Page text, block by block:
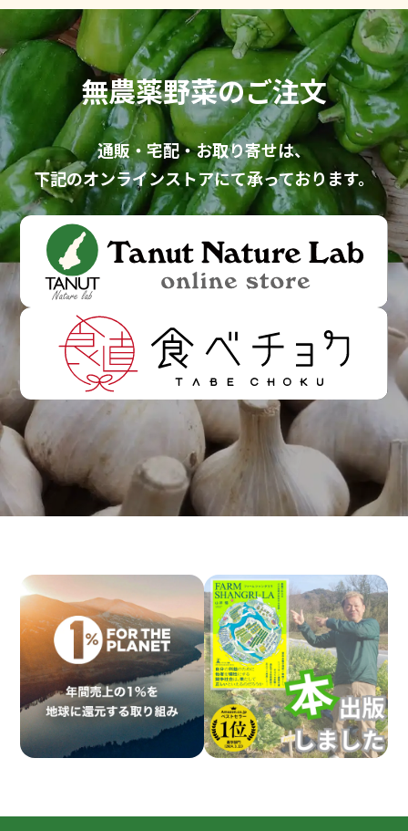
無農薬野菜のご注文
通販・宅配・お取り寄せは、
下記のオンラインストアにて承っております。